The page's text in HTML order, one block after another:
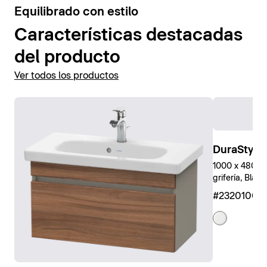
Equilibrado con estilo
Características destacadas
del producto
Ver todos los productos
DuraStyle
1000 x 480
grifería,